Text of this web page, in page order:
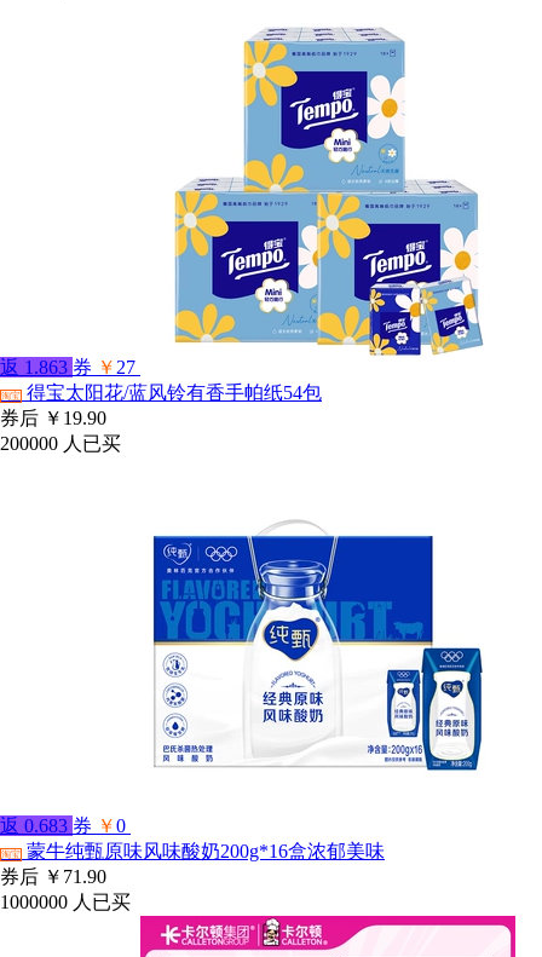
返 1.863 券 ￥ 27
淘宝 得宝太阳花/蓝风铃有香手帕纸54包
券后 ￥19.90
200000 人已买
返 0.683 券 ￥0
淘宝 蒙牛纯甄原味风味酸奶200g*16盒浓郁美味
券后 ￥71.90
1000000 人已买